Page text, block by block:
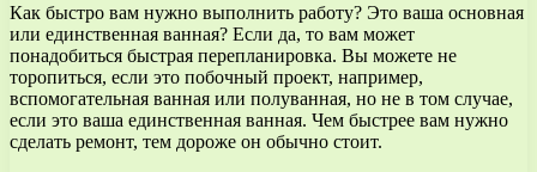
Как быстро вам нужно выполнить работу? Это ваша основная
или единственная ванная? Если да, то вам может
понадобиться быстрая перепланировка. Вы можете не
торопиться, если это побочный проект, например,
вспомогательная ванная или полуванная, но не в том случае,
если это ваша единственная ванная. Чем быстрее вам нужно
сделать ремонт, тем дороже он обычно стоит.